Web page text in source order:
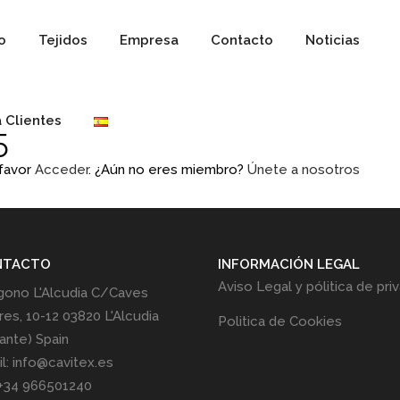
Tejidos Empresa Contacto Noticias
Clientes
Acceder. ¿Aún no eres miembro? Únete a nosotros
L'Alcudia C/Caves
10-12 03820 L'Alcudia
Spain
info@cavitex.es
966501240
INFORMACIÓN LEGAL
Aviso Legal y pólitica de
Politica de Cookies